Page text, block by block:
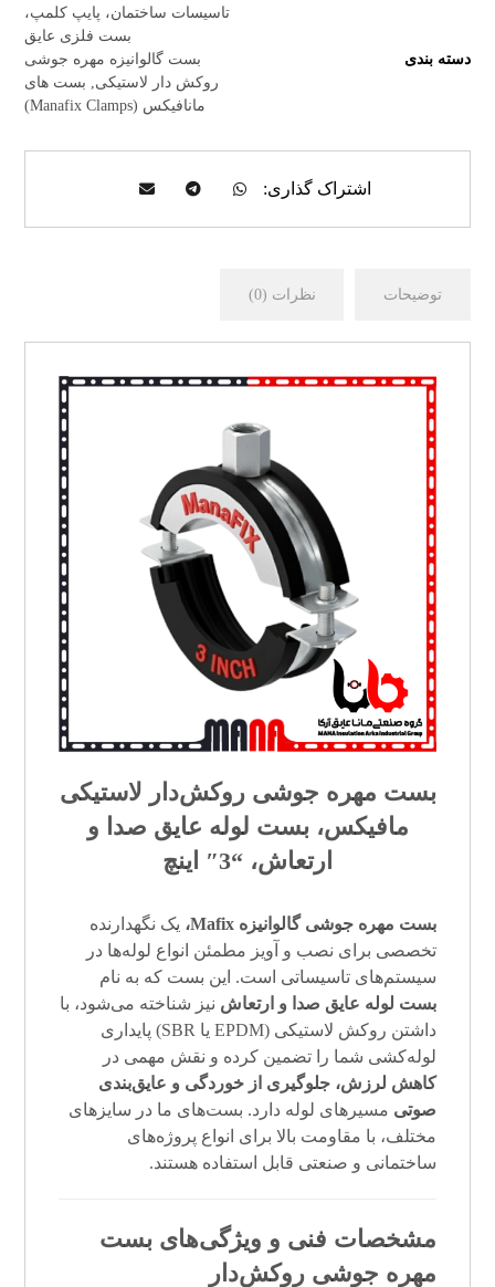
تاسیسات ساختمان، پایپ کلمپ،
بست فلزی عایق
دسته بندی
بست گالوانیزه مهره جوشی
روکش دار لاستیکی
بست های
مانافیکس (Manafix Clamps)
توضیحات نظرات (0)
بست مهره جوشیروکش‌دار لاستیکی
مافیکس، بست لوله عایق صدا و
ارتعاش، “3″ اینچ
بست مهره جوشی گالوانیزه Mafix،
یک نگهدارنده
تخصصی برای نصب و آویز مطمئن انواع لوله‌ها در
سیستم‌های تاسیساتی است. این بست که به نام
بست لوله عایق صدا و ارتعاش نیز شناخته می‌شود، با
داشتن روکش لاستیکی (EPDM یا SBR) پایداری
لوله‌کشی شما را تضمین کرده و نقش مهمی در
کاهش لرزش، جلوگیری از خوردگی و عایق‌بندی
صوتی مسیرهای لوله دارد. بست‌های ما در سایزهای
مختلف، با مقاومت بالا برای انواع پروژه‌های
ساختمانی و صنعتی قابل استفاده هستند.
مشخصات فنی و ویژگی‌های بست
مهره جوشی روکش‌دار